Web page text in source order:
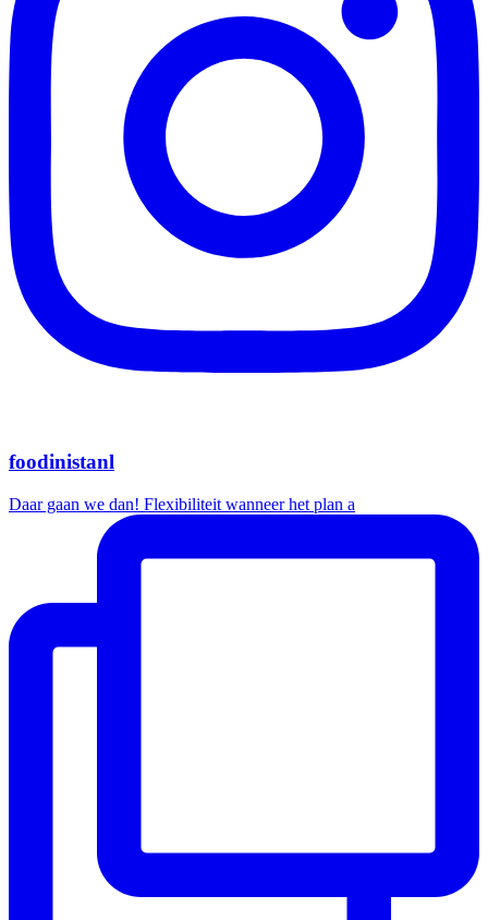
foodinistanl
Daar gaan we dan! Flexibiliteit wanneer het plan a